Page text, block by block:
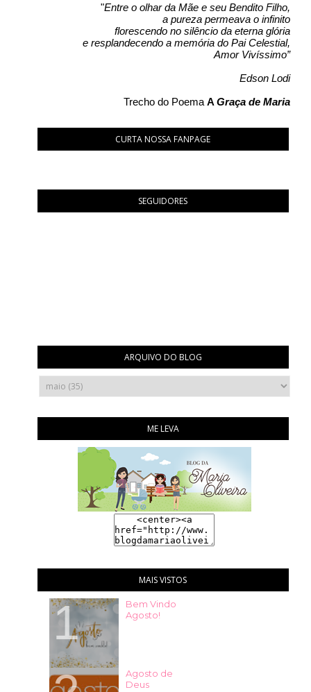
"Entre o olhar da Mãe e seu Bendito Filho,
a pureza permeava o infinito
florescendo no silêncio da eterna glória
e resplandecendo a memória do Pai Celestial,
Amor Vivíssimo”
Edson Lodi
Trecho do Poema A Graça de Maria
CURTA NOSSA FANPAGE
SEGUIDORES
ARQUIVO DO BLOG
ME LEVA
MAIS VISTOS
Bem Vindo
Agosto!
Agosto de
Deus